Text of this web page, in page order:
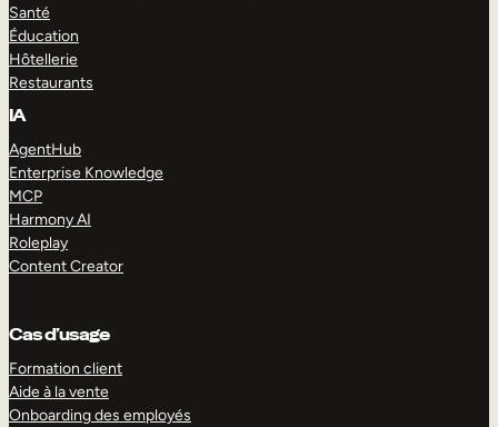
Santé
Éducation
Hôtellerie
Restaurants
IA
AgentHub
Enterprise Knowledge
MCP
Harmony AI
Roleplay
Content Creator
Cas d’usage
Formation client
Aide à la vente
Onboarding des employés